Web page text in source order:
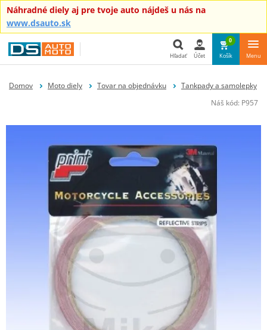
Náhradné diely aj pre tvoje auto nájdeš u nás na
www.dsauto.sk
Hľadať
Hľadať Účet
0
Košík Menu
Domov Moto diely Tovar na objednávku
Tankpady a samolepky
Náš kód: P957